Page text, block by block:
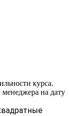
курса.
на дату